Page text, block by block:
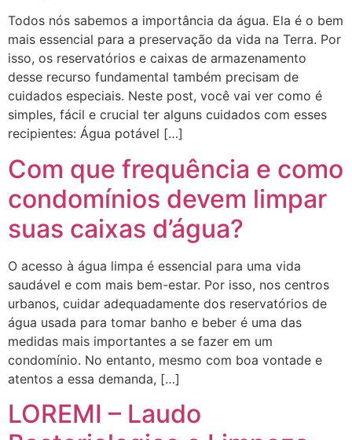
Todos nós sabemos a importância da água. Ela é o bem
mais essencial para a preservação da vida na Terra. Por
isso, os reservatórios e caixas de armazenamento
desse recurso fundamental também precisam de
cuidados especiais. Neste post, você vai ver como é
simples, fácil e crucial ter alguns cuidados com esses
recipientes: Água potável […]
Com que frequência e como
condomínios devem limpar
suas caixas d’água?
O acesso à água limpa é essencial para uma vida
saudável e com mais bem-estar. Por isso, nos centros
urbanos, cuidar adequadamente dos reservatórios de
água usada para tomar banho e beber é uma das
medidas mais importantes a se fazer em um
condomínio. No entanto, mesmo com boa vontade e
atentos a essa demanda, […]
LOREMI – Laudo